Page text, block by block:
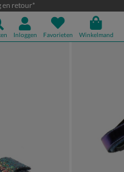
en retour*
Inloggen Favorieten Winkelmand